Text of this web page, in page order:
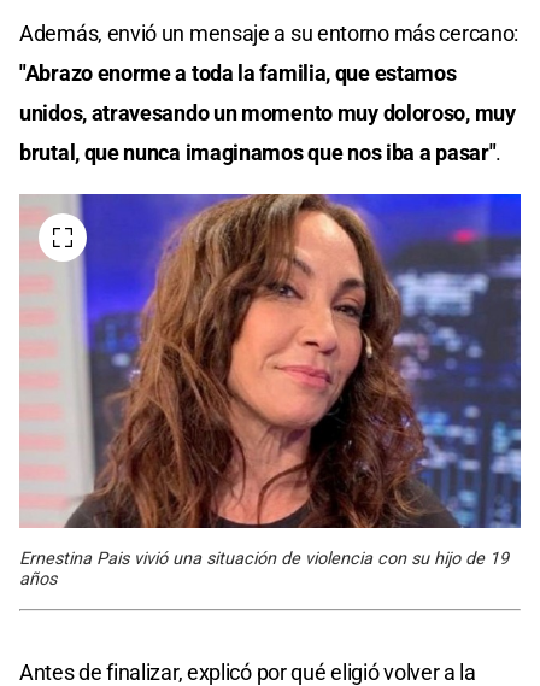
Además, envió un mensaje a su entorno más cercano:
"Abrazo enorme a toda la familia, que estamos
unidos, atravesando un momento muy doloroso, muy
brutal, que nunca imaginamos que nos iba a pasar".
Ernestina Pais vivió una situación de violencia con su hijo de 19
años
Antes de finalizar, explicó por qué eligió volver a la